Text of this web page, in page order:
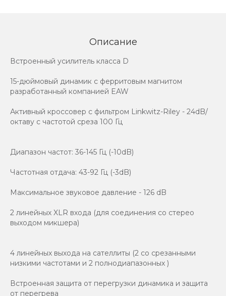
Описание
Встроенный усилитель класса D
15-дюймовый динамик с ферритовым магнитом
разработанный компанией EAW
Активный кроссовер с фильтром Linkwitz-Riley - 24dB/
октаву с частотой среза 100 Гц
Диапазон частот: 36-145 Гц (-10dB)
Частотная отдача: 43-92 Гц (-3dB)
Максимальное звуковое давление - 126 dB
2 линейных XLR входа (для соединения со стерео
выходом микшера)
4 линейных выхода на сателлиты (2 со срезанными
низкими частотами и 2 полнодиапазонных )
Встроенная защита от перегрузки динамика и защита
от перегрева